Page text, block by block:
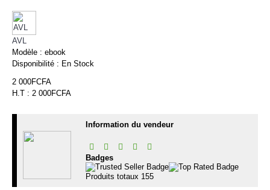
AVL
Modèle : ebook
Disponibilité : En Stock
2 000FCFA
H.T : 2 000FCFA
Information du vendeur
Badges
Produits totaux 155